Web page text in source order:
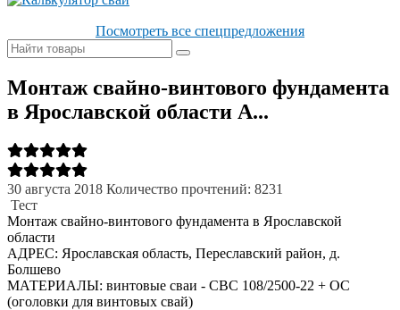
Посмотреть все спецпредложения
Монтаж свайно-винтового фундамента
в Ярославской области А...
30 августа 2018 Количество прочтений: 8231
Тест
Монтаж свайно-винтового фундамента в Ярославской
области
АДРЕС: Ярославская область, Переславский район, д.
Болшево
МАТЕРИАЛЫ: винтовые сваи - СВС 108/2500-22 + ОС
(оголовки для винтовых свай)